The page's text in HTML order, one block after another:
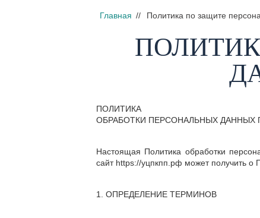
Главная // Политика по защите
ПОЛИТИКА
ОБРАБОТКИ ПЕРСОНАЛЬНЫХ ДАННЫХ
Настоящая Политика обработки
сайт https://уцпкпп.рф может получить о
1. ОПРЕДЕЛЕНИЕ ТЕРМИНОВ